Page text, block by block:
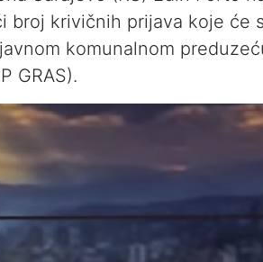
broj krivičnih prijava koje će
komunalnom
GRAS).